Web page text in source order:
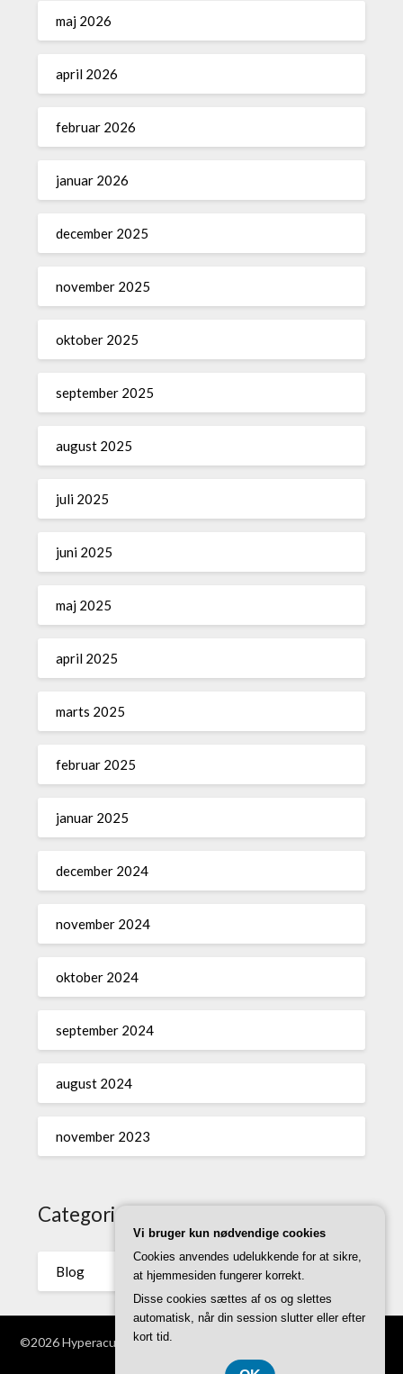
maj 2026
april 2026
februar 2026
januar 2026
december 2025
november 2025
oktober 2025
september 2025
august 2025
juli 2025
juni 2025
maj 2025
april 2025
marts 2025
februar 2025
januar 2025
december 2024
november 2024
oktober 2024
september 2024
august 2024
november 2023
Categories
Blog
©2026 Hyperacusi.dk| WordPress Theme by
Vi bruger kun nødvendige cookies
Cookies anvendes udelukkende for at sikre,
at hjemmesiden fungerer korrekt.
Disse cookies sættes af os og slettes
automatisk, når din session slutter eller efter
kort tid.